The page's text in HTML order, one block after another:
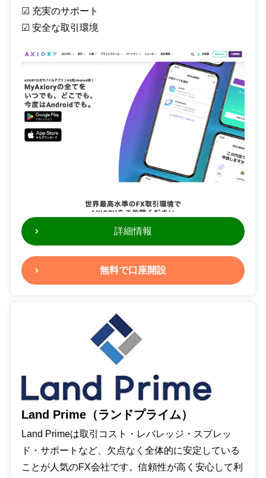
☑︎ 充実のサポート
☑︎ 安全な取引環境
詳細情報
無料で口座開設
Land Prime（ランドプライム）
Land Primeは取引コスト・レバレッジ・スプレッ
ド・サポートなど、欠点なく全体的に安定している
ことが人気のFX会社です。信頼性が高く安心して利